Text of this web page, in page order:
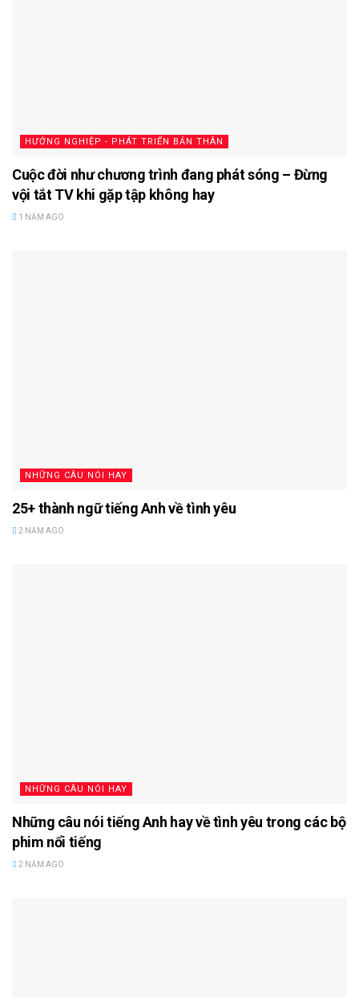
HƯỚNG NGHIỆP - PHÁT TRIỂN BẢN THÂN
Cuộc đời như chương trình đang phát sóng – Đừng
vội tắt TV khi gặp tập không hay
1 NĂM AGO
NHỮNG CÂU NÓI HAY
25+ thành ngữ tiếng Anh về tình yêu
2 NĂM AGO
NHỮNG CÂU NÓI HAY
Những câu nói tiếng Anh hay về tình yêu trong các bộ
phim nổi tiếng
2 NĂM AGO